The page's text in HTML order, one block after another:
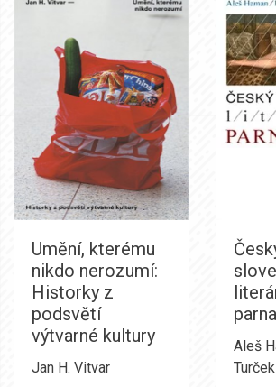
Umění, kterému
nikdo nerozumí:
Historky z
podsvětí
výtvarné kultury
Jan H. Vitvar
Aleš
Turček